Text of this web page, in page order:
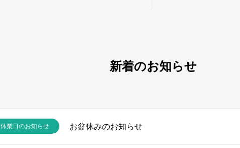
新着のお知らせ
休業日のお知らせ お盆休みのお知らせ